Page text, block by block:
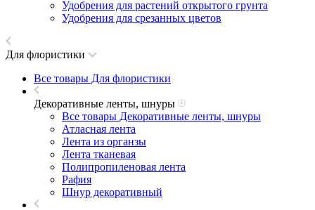
Удобрения для растений открытого грунта
Удобрения для срезанных цветов
Для флористики
Все товары Для флористики
Декоративные ленты, шнуры
Все товары Декоративные ленты, шнуры
Атласная лента
Лента из органзы
Лента тканевая
Полипропиленовая лента
Рафия
Шнур декоративный